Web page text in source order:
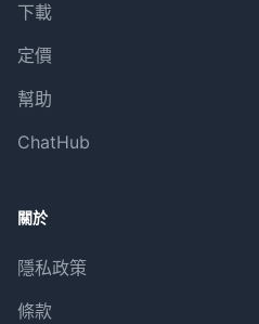
下載
定價
幫助
ChatHub
關於
隱私政策
條款